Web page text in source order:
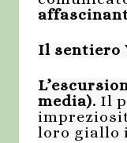
Il sentiero
media). Il
loro giallo